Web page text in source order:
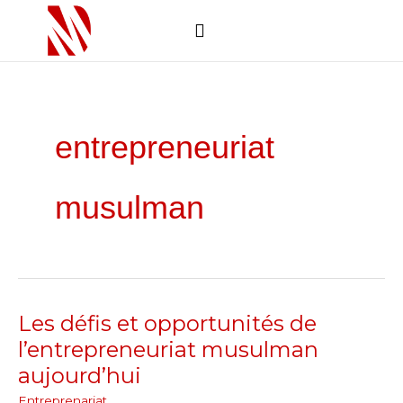
entrepreneuriat
musulman
Les défis et opportunités de
l’entrepreneuriat musulman
aujourd’hui
Les
défis
opportunités